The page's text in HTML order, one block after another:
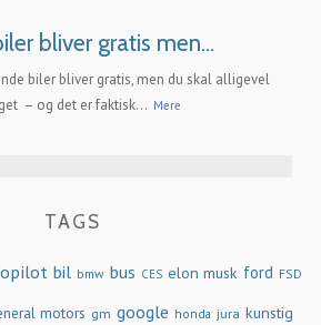
bliver gratis men…
biler bliver gratis, men du skal alligevel
– og det er faktisk... Mere
TAGS
bil bmw bus CES elon musk ford FSD
motors gm google honda jura kunstig